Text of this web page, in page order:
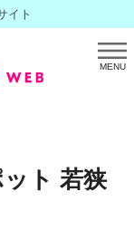
イト
MENU
ト 若狭